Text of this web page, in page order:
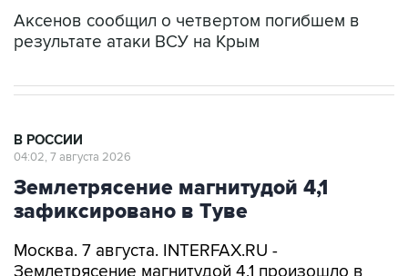
Аксенов сообщил о четвертом погибшем в
результате атаки ВСУ на Крым
В РОССИИ
04:02, 7 августа 2026
Землетрясение магнитудой 4,1
зафиксировано в Туве
Москва. 7 августа. INTERFAX.RU -
Землетрясение магнитудой 4,1 произошло в